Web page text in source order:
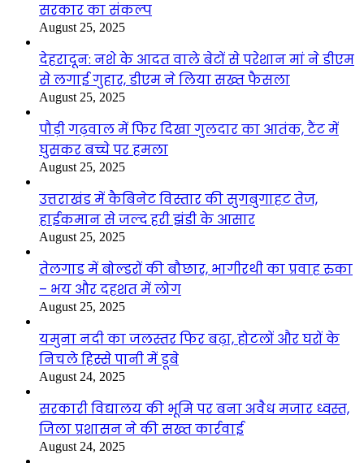
सरकार का संकल्प
August 25, 2025
देहरादून: नशे के आदत वाले बेटों से परेशान मां ने डीएम
से लगाई गुहार, डीएम ने लिया सख्त फैसला
August 25, 2025
पौड़ी गढ़वाल में फिर दिखा गुलदार का आतंक, टैंट में
घुसकर बच्चे पर हमला
August 25, 2025
उत्तराखंड में कैबिनेट विस्तार की सुगबुगाहट तेज,
हाईकमान से जल्द हरी झंडी के आसार
August 25, 2025
तेलगाड में बोल्डरों की बौछार, भागीरथी का प्रवाह रुका
– भय और दहशत में लोग
August 25, 2025
यमुना नदी का जलस्तर फिर बढ़ा, होटलों और घरों के
निचले हिस्से पानी में डूबे
August 24, 2025
सरकारी विद्यालय की भूमि पर बना अवैध मजार ध्वस्त,
जिला प्रशासन ने की सख्त कार्रवाई
August 24, 2025